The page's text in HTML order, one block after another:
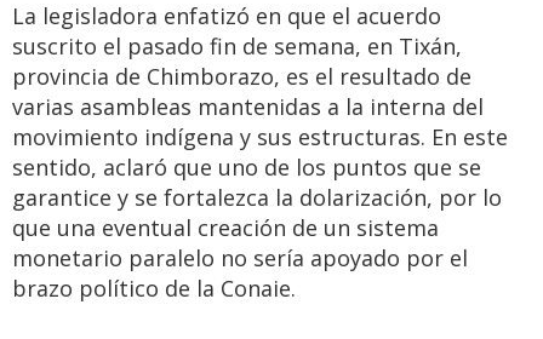
La legisladora enfatizó en que el acuerdo
suscrito el pasado fin de semana, en Tixán,
provincia de Chimborazo, es el resultado de
varias asambleas mantenidas a la interna del
movimiento indígena y sus estructuras. En este
sentido, aclaró que uno de los puntos que se
garantice y se fortalezca la dolarización, por lo
que una eventual creación de un sistema
monetario paralelo no sería apoyado por el
brazo político de la Conaie.